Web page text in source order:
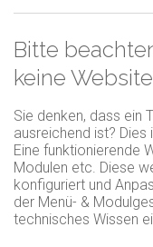
Bitte
keine
Sie denken, dass ein
ausreichend ist?
Eine funktionierende
Modulen etc. Diese
konfiguriert und
der Menü- &
technisches Wissen